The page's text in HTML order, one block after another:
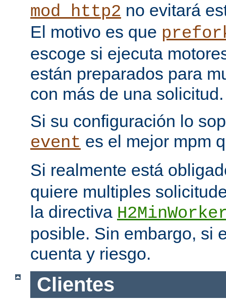
mod_http2 no evitará
El motivo es que
escoge si ejecuta
están preparados para
con más de una solicitud.
Si su configuración lo
event es el mejor mpm
Si realmente está
quiere multiples
la directiva
posible. Sin embargo, si
cuenta y riesgo.
Clientes